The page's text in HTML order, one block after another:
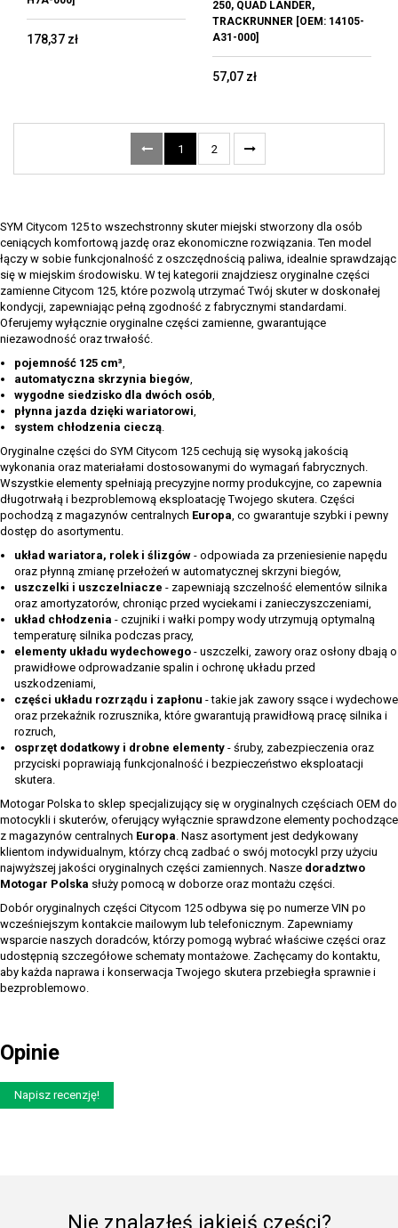
178,37 zł
250, QUAD LANDER,
TRACKRUNNER [OEM: 14105-
A31-000]
57,07 zł
1 2
SYM Citycom 125 to wszechstronny skuter miejski stworzony dla osób
ceniących komfortową jazdę oraz ekonomiczne rozwiązania. Ten model
łączy w sobie funkcjonalność z oszczędnością paliwa, idealnie sprawdzając
się w miejskim środowisku. W tej kategorii znajdziesz oryginalne części
zamienne Citycom 125, które pozwolą utrzymać Twój skuter w doskonałej
kondycji, zapewniając pełną zgodność z fabrycznymi standardami.
Oferujemy wyłącznie oryginalne części zamienne, gwarantujące
niezawodność oraz trwałość.
pojemność 125 cm³,
automatyczna skrzynia biegów,
wygodne siedzisko dla dwóch osób,
płynna jazda dzięki wariatorowi,
system chłodzenia cieczą.
Oryginalne części do SYM Citycom 125 cechują się wysoką jakością
wykonania oraz materiałami dostosowanymi do wymagań fabrycznych.
Wszystkie elementy spełniają precyzyjne normy produkcyjne, co zapewnia
długotrwałą i bezproblemową eksploatację Twojego skutera. Części
pochodzą z magazynów centralnych Europa, co gwarantuje szybki i pewny
dostęp do asortymentu.
układ wariatora, rolek i ślizgów - odpowiada za przeniesienie napędu
oraz płynną zmianę przełożeń w automatycznej skrzyni biegów,
uszczelki i uszczelniacze - zapewniają szczelność elementów silnika
oraz amortyzatorów, chroniąc przed wyciekami i zanieczyszczeniami,
układ chłodzenia - czujniki i wałki pompy wody utrzymują optymalną
temperaturę silnika podczas pracy,
elementy układu wydechowego - uszczelki, zawory oraz osłony dbają o
prawidłowe odprowadzanie spalin i ochronę układu przed
uszkodzeniami,
części układu rozrządu i zapłonu - takie jak zawory ssące i wydechowe
oraz przekaźnik rozrusznika, które gwarantują prawidłową pracę silnika i
rozruch,
osprzęt dodatkowy i drobne elementy - śruby, zabezpieczenia oraz
przyciski poprawiają funkcjonalność i bezpieczeństwo eksploatacji
skutera.
Motogar Polska to sklep specjalizujący się w oryginalnych częściach OEM do
motocykli i skuterów, oferujący wyłącznie sprawdzone elementy pochodzące
z magazynów centralnych Europa. Nasz asortyment jest dedykowany
klientom indywidualnym, którzy chcą zadbać o swój motocykl przy użyciu
najwyższej jakości oryginalnych części zamiennych. Nasze doradztwo
Motogar Polska służy pomocą w doborze oraz montażu części.
Dobór oryginalnych części Citycom 125 odbywa się po numerze VIN po
wcześniejszym kontakcie mailowym lub telefonicznym. Zapewniamy
wsparcie naszych doradców, którzy pomogą wybrać właściwe części oraz
udostępnią szczegółowe schematy montażowe. Zachęcamy do kontaktu,
aby każda naprawa i konserwacja Twojego skutera przebiegła sprawnie i
bezproblemowo.
Opinie
Napisz recenzję!
Nie znalazłeś jakiejś części?